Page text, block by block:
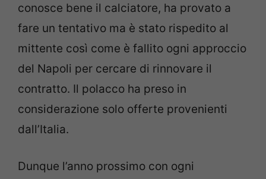
conosce bene il calciatore, ha provato a
fare un tentativo ma è stato rispedito al
mittente così come è fallito ogni approccio
del Napoli per cercare di rinnovare il
contratto. Il polacco ha preso in
considerazione solo offerte provenienti
dall’Italia.
Dunque l’anno prossimo con ogni